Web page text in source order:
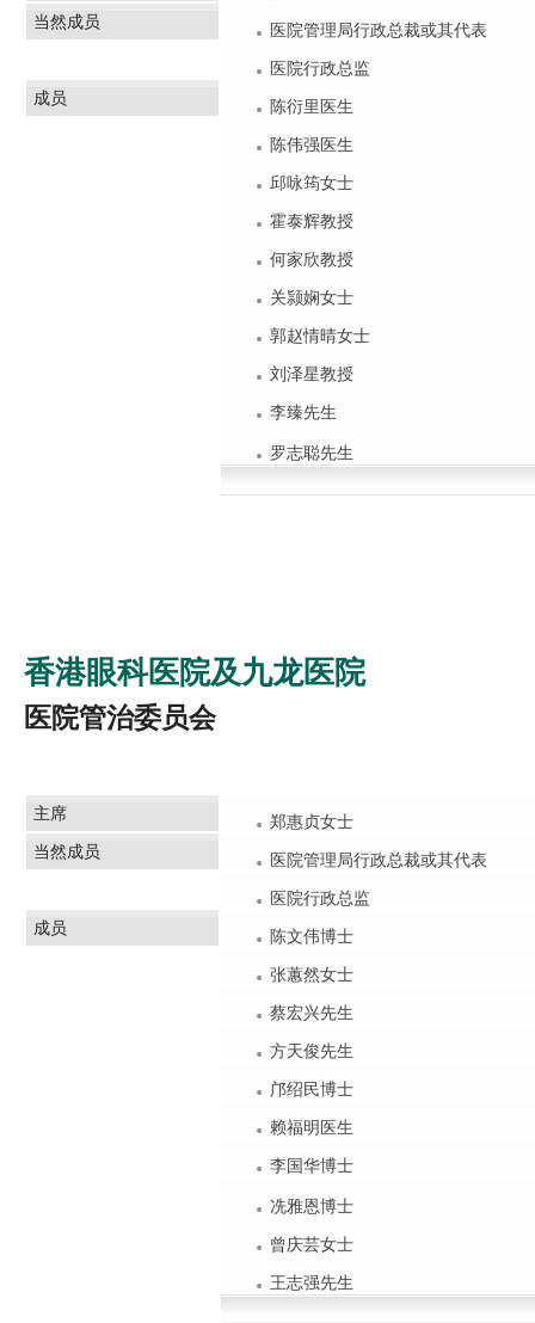
当然成员
医院管理局行政总裁或其代表
医院行政总监
成员
陈衍里医生
陈伟强医生
邱咏筠女士
霍泰辉教授
何家欣教授
关颕娴女士
郭赵情晴女士
刘泽星教授
李臻先生
罗志聪先生
香港眼科医院及九龙医院
医院管治委员会
主席
郑惠贞女士
当然成员
医院管理局行政总裁或其代表
医院行政总监
成员
陈文伟博士
张蕙然女士
蔡宏兴先生
方天俊先生
邝绍民博士
赖福明医生
李国华博士
冼雅恩博士
曾庆芸女士
王志强先生